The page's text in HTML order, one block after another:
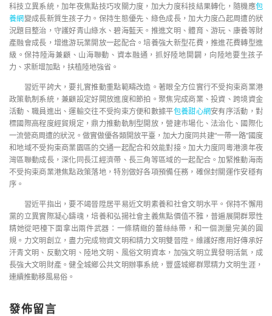
科技立異系統，加年夜焦點技巧攻關力度，加大力度科技結果轉化，隨機應包
養網變成長新質生孩子力。保持生態優先、綠色成長，加大力度凸起周遭的狀
況題目整治，守護好青山綠水、碧海藍天。推進文明、體育、游玩、康養等財
產融會成長，增進游玩業開放一起配合。培養強大新型花費，推進花費轉型進
級。保持陸海兼顧、山海聯動、資本融通，抓好陸地開闢，向陸地要生孩子
力、求新增加點，扶植陸地強省。
習近平誇大，要扎實推動重點範疇改造。著眼全方位實行不受拘束商業港
政策軌制系統，兼顧設定好開放進度和節拍。聚焦完成商業、投資、跨境資金
活動、職員進出、運輸交往不受拘束方便和數據平包養甜心網安有序活動，對
標國際高程度經貿規定，鼎力推動軌制型開放，營建市場化、法治化、國際化
一流營商周遭的狀況。做實做優各類開放平臺，加大力度同共建“一帶一路”國度
和地域不受拘束商業園區的交通一起配合和效能對接。加大力度同粵港澳年夜
灣區聯動成長，深化同長江經濟帶、長三角等區域的一起配合。加緊推動海南
不受拘束商業港焦點政策落地，特別做好各項預備任務，確保封關運作安穩有
序。
習近平指出，要不竭晉陞居平易近文明素養和社會文明水平。保持不懈用
黨的立異實際凝心鑄魂，培養和弘揚社會主義焦點價值不雅，普遍展開群眾性
精她從吧檯下面拿出兩件武器：一條精緻的蕾絲絲帶，和一個測量完美的圓
規。力文明創立，盡力完成物資文明和精力文明雙晉陞。維護好應用好傳承好
汗青文明、反動文明、陸地文明、風俗文明資本，加強文明立異發明活氣，成
長強大文明財產。健全城鄉公共文明辦事系統，豐盛城鄉群眾精力文明生涯，
連續推動移風易俗。
發佈留言